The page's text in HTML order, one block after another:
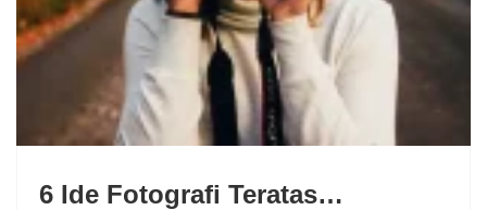
6 Ide Fotografi Teratas…